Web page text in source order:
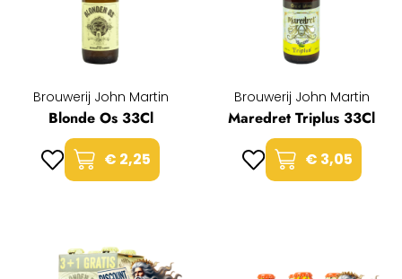
Brouwerij John Martin
Blonde Os 33Cl
€ 2,25
Brouwerij John Martin
Maredret Triplus 33Cl
€ 3,05